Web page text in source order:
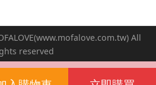
All
reserved